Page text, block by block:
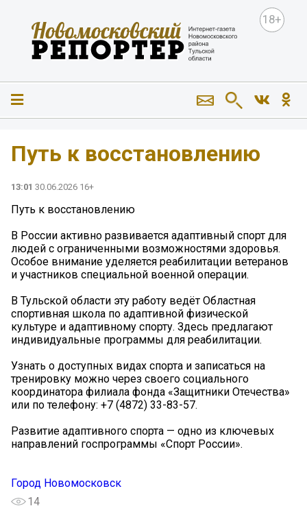
18+
Путь к восстановлению
13:01 30.06.2026 16+
Путь к восстановлению
В России активно развивается адаптивный спорт для
людей с ограниченными возможностями здоровья.
Особое внимание уделяется реабилитации ветеранов
и участников специальной военной операции.
В Тульской области эту работу ведёт Областная
спортивная школа по адаптивной физической
культуре и адаптивному спорту. Здесь предлагают
индивидуальные программы для реабилитации.
Узнать о доступных видах спорта и записаться на
тренировку можно через своего социального
координатора филиала фонда «Защитники Отечества»
или по телефону: +7 (4872) 33-83-57.
Развитие адаптивного спорта — одно из ключевых
направлений госпрограммы «Спорт России».
Город Новомосковск
14